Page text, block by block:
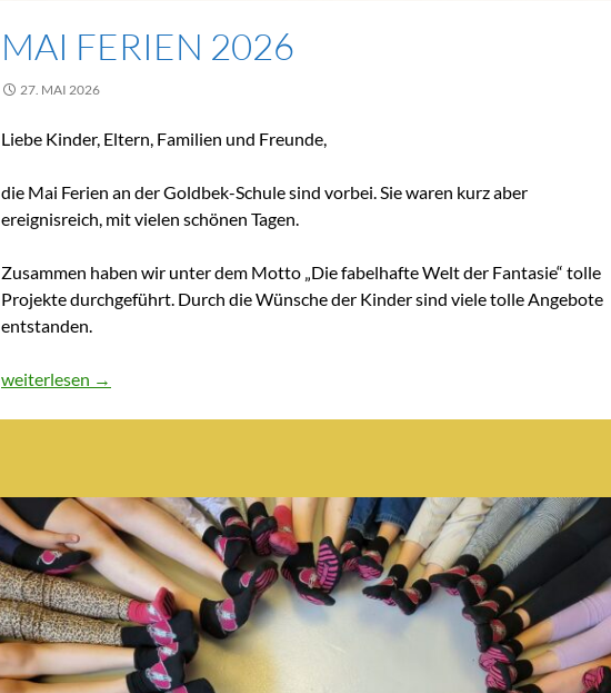
MAI FERIEN 2026
27. MAI 2026
Liebe Kinder, Eltern, Familien und Freunde,
die Mai Ferien an der Goldbek-Schule sind vorbei. Sie waren kurz aber
ereignisreich, mit vielen schönen Tagen.
Zusammen haben wir unter dem Motto „Die fabelhafte Welt der Fantasie“ tolle
Projekte durchgeführt. Durch die Wünsche der Kinder sind viele tolle Angebote
entstanden.
Mai Ferien 2026
weiterlesen →